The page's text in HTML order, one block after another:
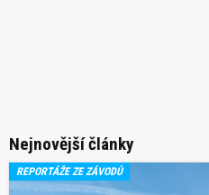
Nejnovější články
REPORTÁŽE ZE ZÁVODŮ